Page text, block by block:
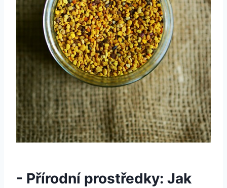
-‍ Přírodní prostředky: Jak